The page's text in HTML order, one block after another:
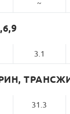
~
3.1
31.3